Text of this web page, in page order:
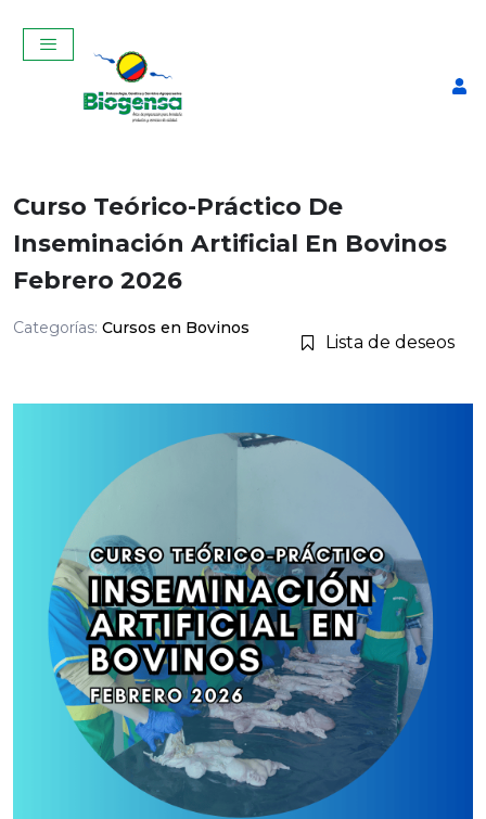
Curso Teórico-Práctico De
Inseminación Artificial En Bovinos
Febrero 2026
Categorías: Cursos en Bovinos
Lista de deseos